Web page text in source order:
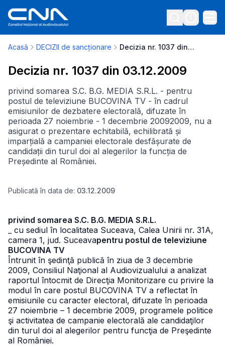
Acasă DECIZII de sancționare Decizia nr. 1037 din 03.12.2009
Decizia nr. 1037 din 03.12.2009
privind somarea S.C. B.G. MEDIA S.R.L. - pentru
postul de televiziune BUCOVINA TV - în cadrul
emisiunilor de dezbatere electorală, difuzate în
perioada 27 noiembrie - 1 decembrie 20092009, nu a
asigurat o prezentare echitabilă, echilibrată și
imparțială a campaniei electorale desfășurate de
candidații din turul doi al alegerilor la funcția de
Președinte al României.
Publicată în data de: 03.12.2009
privind somarea S.C. B.G. MEDIA S.R.L.
_ cu sediul în localitatea Suceava, Calea Unirii nr. 31A,
camera 1, jud. Suceavapentru postul de televiziune
BUCOVINA TV
Întrunit în şedinţă publică în ziua de 3 decembrie
2009, Consiliul Naţional al Audiovizualului a analizat
raportul întocmit de Direcţia Monitorizare cu privire la
modul în care postul BUCOVINA TV a reflectat în
emisiunile cu caracter electoral, difuzate în perioada
27 noiembrie – 1 decembrie 2009, programele politice
şi activitatea de campanie electorală ale candidaţilor
din turul doi al alegerilor pentru funcţia de Preşedinte
al României.